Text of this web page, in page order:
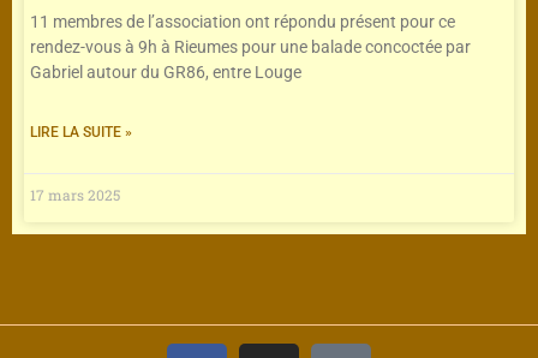
11 membres de l’association ont répondu présent pour ce
rendez-vous à 9h à Rieumes pour une balade concoctée par
Gabriel autour du GR86, entre Louge
LIRE LA SUITE »
17 mars 2025